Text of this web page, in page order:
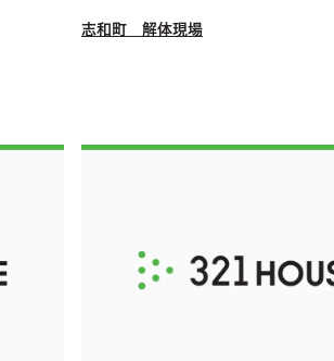
志和町 解体現場